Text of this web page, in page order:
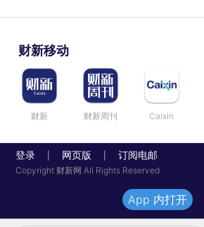
财新移动
财新 财新周刊 Caixin
登录 网页版 订阅电邮
Copyright 财新网 All Rights Reserved
App 内打开